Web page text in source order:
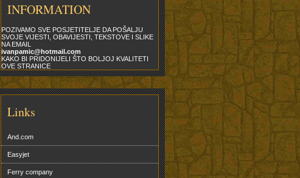
INFORMATION
POZIVAMO SVE POSJETITELJE DA POŠALJU
SVOJE VIJESTI, OBAVIJESTI, TEKSTOVE I SLIKE
NA EMAIL
ivanpamic@hotmail.com
KAKO BI PRIDONIJELI ŠTO BOLJOJ KVALITETI
OVE STRANICE
Links
And.com
Easyjet
Ferry company